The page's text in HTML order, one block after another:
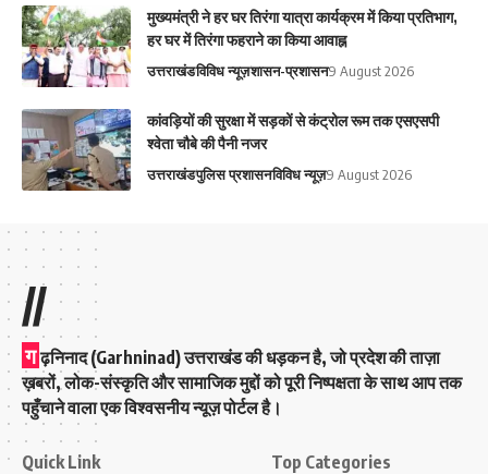
मुख्यमंत्री ने हर घर तिरंगा यात्रा कार्यक्रम में किया प्रतिभाग,
हर घर में तिरंगा फहराने का किया आवाह्न
उत्तराखंडविविध न्यूज़शासन-प्रशासन9 August 2026
कांवड़ियों की सुरक्षा में सड़कों से कंट्रोल रूम तक एसएसपी
श्वेता चौबे की पैनी नजर
उत्तराखंडपुलिस प्रशासनविविध न्यूज़9 August 2026
//
ग ढ़निनाद (Garhninad) उत्तराखंड की धड़कन है, जो प्रदेश की ताज़ा
ख़बरों, लोक-संस्कृति और सामाजिक मुद्दों को पूरी निष्पक्षता के साथ आप तक
पहुँचाने वाला एक विश्वसनीय न्यूज़ पोर्टल है।
Quick Link Top Categories